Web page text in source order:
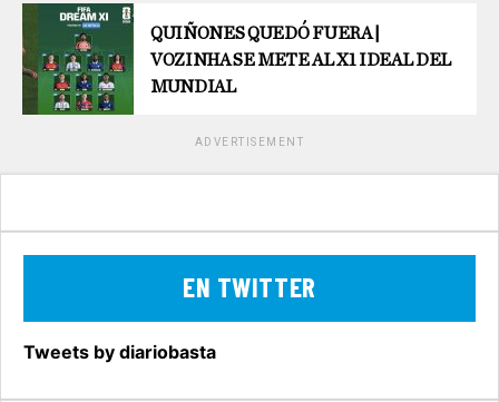
QUIÑONES QUEDÓ FUERA |
VOZINHA SE METE AL X1 IDEAL DEL
MUNDIAL
ADVERTISEMENT
EN TWITTER
Tweets by diariobasta